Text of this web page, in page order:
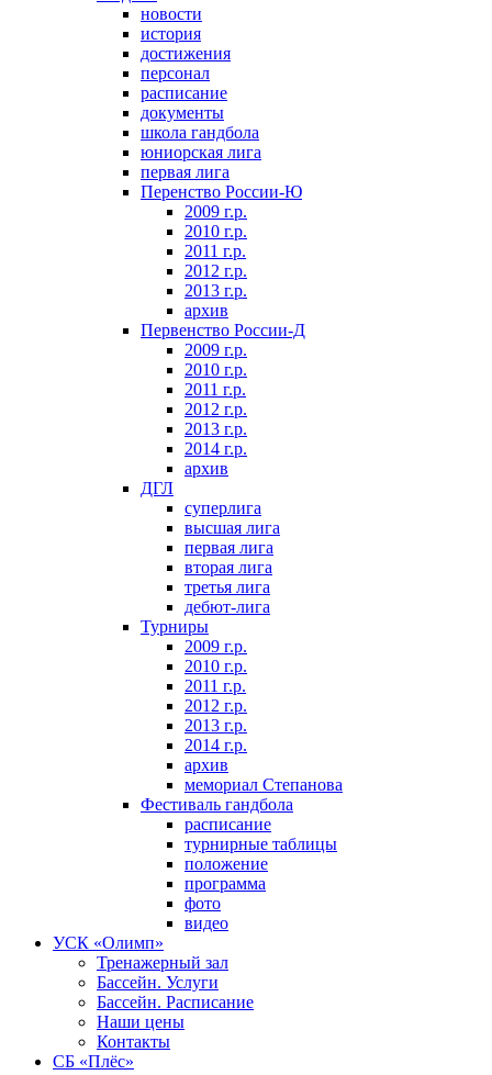
новости
история
достижения
персонал
расписание
документы
школа гандбола
юниорская лига
первая лига
Перенство России-Ю
2009 г.р.
2010 г.р.
2011 г.р.
2012 г.р.
2013 г.р.
архив
Первенство России-Д
2009 г.р.
2010 г.р.
2011 г.р.
2012 г.р.
2013 г.р.
2014 г.р.
архив
ДГЛ
суперлига
высшая лига
первая лига
вторая лига
третья лига
дебют-лига
Турниры
2009 г.р.
2010 г.р.
2011 г.р.
2012 г.р.
2013 г.р.
2014 г.р.
архив
мемориал Степанова
Фeстивaль гaндбoлa
расписание
турнирные таблицы
положение
программа
фoтo
видео
УСК «Олимп»
Тренажерный зал
Бассейн. Услуги
Бассейн. Расписание
Наши цены
Контакты
СБ «Плёс»